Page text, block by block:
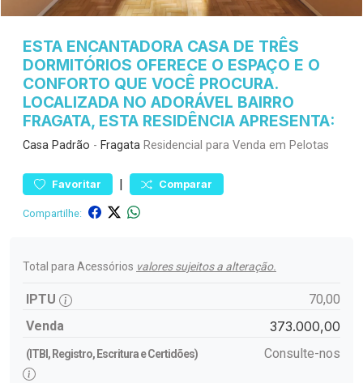
ESTA ENCANTADORA CASA DE TRÊS
DORMITÓRIOS OFERECE O ESPAÇO E O
CONFORTO QUE VOCÊ PROCURA.
LOCALIZADA NO ADORÁVEL BAIRRO
FRAGATA, ESTA RESIDÊNCIA APRESENTA:
Casa Padrão - Fragata Residencial para Venda em Pelotas
Favoritar | Comparar
Compartilhe:
Total para Acessórios valores sujeitos a alteração.
IPTU
70,00
Venda
373.000,00
(ITBI, Registro, Escritura e Certidões) Consulte-nos